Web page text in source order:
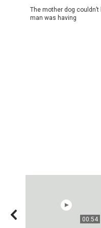
The mother dog
man was having
00:54